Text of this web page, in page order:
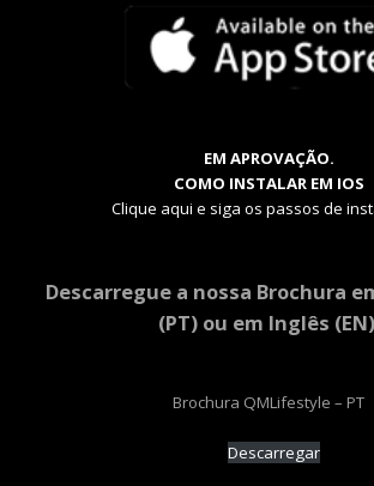
EM APROVAÇÃO.
COMO INSTALAR EM IOS
Clique aqui e siga os passos de
Descarregue a nossa Brochura
(PT) ou em Inglês
Brochura QMLifestyle – PT
Descarregar